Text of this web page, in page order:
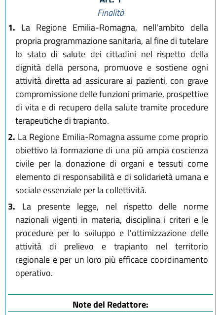
Finalità
1. La Regione Emilia-Romagna, nell'ambito della
propria programmazione sanitaria, al fine di tutelare
lo stato di salute dei cittadini nel rispetto della
dignità della persona, promuove e sostiene ogni
attività diretta ad assicurare ai pazienti, con grave
compromissione delle funzioni primarie, prospettive
di vita e di recupero della salute tramite procedure
terapeutiche di trapianto.
2. La Regione Emilia-Romagna assume come proprio
obiettivo la formazione di una più ampia coscienza
civile per la donazione di organi e tessuti come
elemento di responsabilità e di solidarietà umana e
sociale essenziale per la collettività.
3. La presente legge, nel rispetto delle norme
nazionali vigenti in materia, disciplina i criteri e le
procedure per lo sviluppo e l'ottimizzazione delle
attività di prelievo e trapianto nel territorio
regionale e per un loro più efficace coordinamento
operativo.
Note del Redattore: